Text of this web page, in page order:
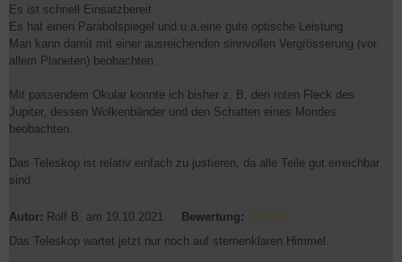
Es ist schnell Einsatzbereit.
Es hat einen Parabolspiegel und u.a.eine gute optische Leistung.
Man kann damit mit einer ausreichenden sinnvollen Vergrösserung (vor
allem Planeten) beobachten.
Mit passendem Okular konnte ich bisher z. B. den roten Fleck des
Jupiter, dessen Wolkenbänder und den Schatten eines Mondes
beobachten.
Das Teleskop ist relativ einfach zu justieren, da alle Teile gut erreichbar
sind.
Autor: Rolf B. am 19.10.2021 Bewertung:
Das Teleskop wartet jetzt nur noch auf sternenklaren Himmel.